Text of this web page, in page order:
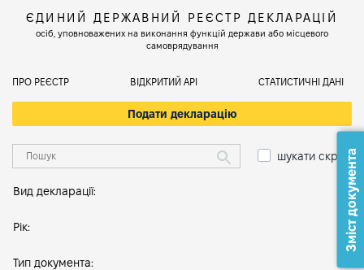
ЄДИНИЙ ДЕРЖАВНИЙ РЕЄСТР ДЕКЛАРАЦІЙ
осіб, уповноважених на виконання функцій держави або місцевого
самоврядування
ПРО РЕЄСТР ВІДКРИТИЙ АРІ СТАТИСТИЧНІ ДАНІ
Подати декларацію
шукати скрізь
Вид декларації:
Рік:
Тип документа:
Зміст документа